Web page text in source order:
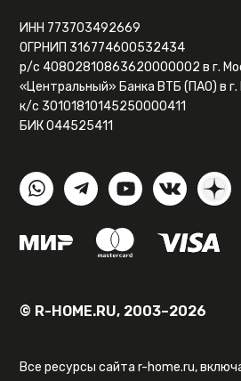
ИНН 773703492669
ОГРНИП 316774600532434
р/с 40802810863620000002 в г.
«Центральный» Банка ВТБ (ПАО) в г.
к/с 30101810145250000411
БИК 044525411
© R-HOME.RU, 2003–2026
Все ресурсы сайта r-home.ru,